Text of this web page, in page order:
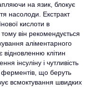
на язик, блокує
насолоди. Екстракт
кислоти в
він рекомендується
аліментарного
клітин
інсуліну і чутливість
ферментів, що беруть
всмоктування швидких